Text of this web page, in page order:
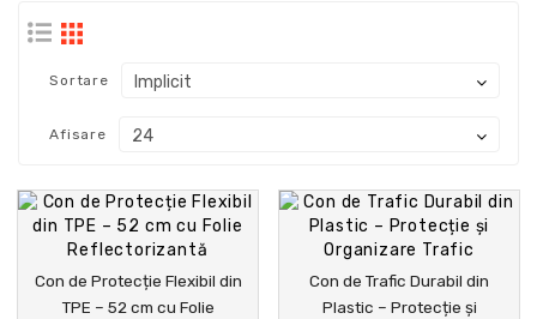
Sortare
Afisare
Con de Protecție Flexibil din
TPE – 52 cm cu Folie
Con de Trafic Durabil din
Plastic – Protecție și